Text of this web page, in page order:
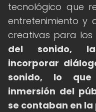
tecnológico que
entretenimiento y
creativas para los
del sonido,
incorporar
sonido, lo
inmersión del
se contaban en